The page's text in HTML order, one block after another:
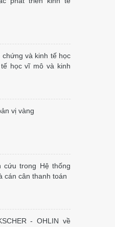
chứng và kinh tế học
học vĩ mô và kinh
vị vàng
cứu trong Hệ thống
cán cân thanh toán
- OHLIN về